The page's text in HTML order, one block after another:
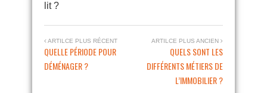
lit ?
ARTILCE PLUS RÉCENT
QUELLE PÉRIODE POUR
DÉMÉNAGER ?
ARTILCE PLUS ANCIEN
QUELS SONT LES
DIFFÉRENTS MÉTIERS DE
L’IMMOBILIER ?